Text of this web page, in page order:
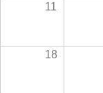
11
18